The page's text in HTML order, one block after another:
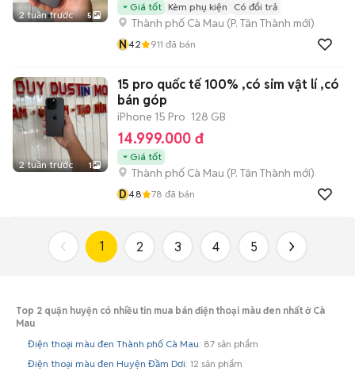
2 tuần trước 5
Giá tốt Kèm phụ kiện Có đổi trả
Thành phố Cà Mau (P. Tân Thành mới)
N4.2 911 đã bán
2 tuần trước 1
15 pro quốc tế 100% ,có sim vật lí ,có
bán góp
iPhone 15 Pro 128 GB
14.999.000 đ
Giá tốt
Thành phố Cà Mau (P. Tân Thành mới)
D4.8 78 đã bán
1 2 3 4 5
Top 2 quận huyện có nhiều tin mua bán điện thoại màu đen nhất ở Cà
Mau
Điện thoại màu đen Thành phố Cà Mau: 87 sản phẩm
Điện thoại màu đen Huyện Đầm Dơi: 12 sản phẩm